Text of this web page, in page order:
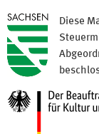
Diese